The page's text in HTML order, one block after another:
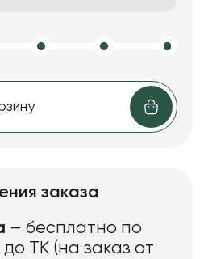
заказа
– бесплатно по
ТК (на заказ от